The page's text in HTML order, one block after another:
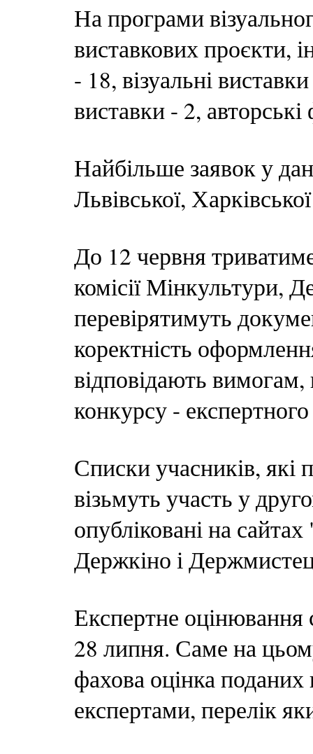
На програми
виставкових проєкти,
- 18, візуальні
виставки - 2,
Найбільше заявок у
Львівської,
До 12 червня
комісії Мінкультури,
перевірятимуть
коректність
відповідають
конкурсу -
Списки учасників, які
візьмуть участь у
опубліковані на
Держкіно і
Експертне оцінювання
28 липня. Саме на
фахова оцінка
експертами, перелік